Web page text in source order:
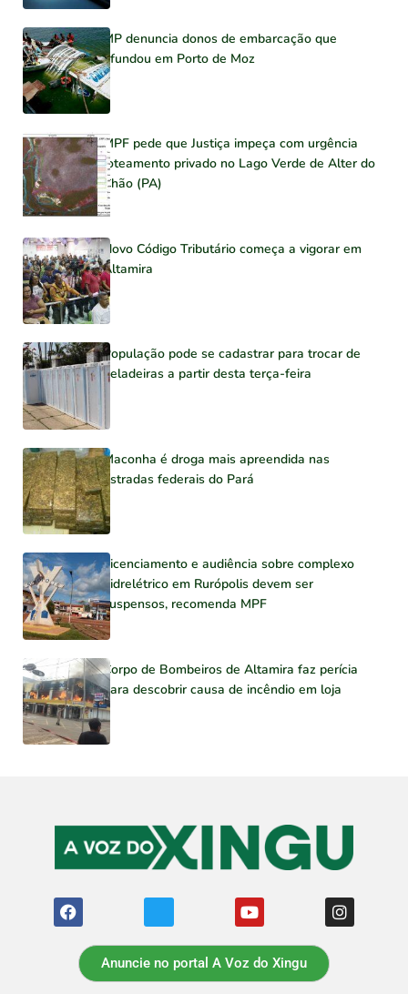
MP denuncia donos de embarcação que
afundou em Porto de Moz
MPF pede que Justiça impeça com urgência
loteamento privado no Lago Verde de Alter do
Chão (PA)
Novo Código Tributário começa a vigorar em
Altamira
População pode se cadastrar para trocar de
geladeiras a partir desta terça-feira
Maconha é droga mais apreendida nas
estradas federais do Pará
Licenciamento e audiência sobre complexo
hidrelétrico em Rurópolis devem ser
suspensos, recomenda MPF
Corpo de Bombeiros de Altamira faz perícia
para descobrir causa de incêndio em loja
Anuncie no portal A Voz do Xingu